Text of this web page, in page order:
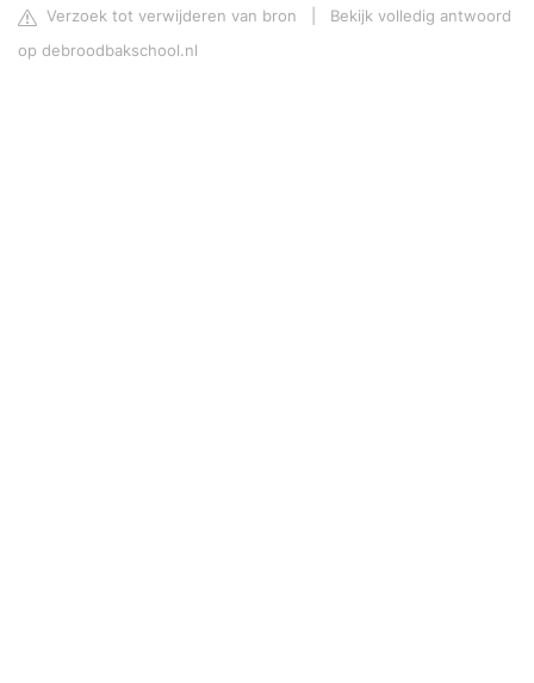
Verzoek tot verwijderen van bron
Bekijk volledig antwoord
op debroodbakschool.nl